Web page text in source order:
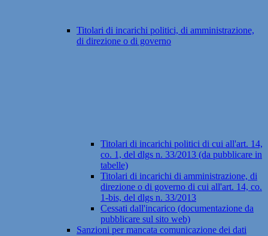
Titolari di incarichi politici, di amministrazione,
di direzione o di governo
Titolari di incarichi politici di cui all'art. 14,
co. 1, del dlgs n. 33/2013 (da pubblicare in
tabelle)
Titolari di incarichi di amministrazione, di
direzione o di governo di cui all'art. 14, co.
1-bis, del dlgs n. 33/2013
Cessati dall'incarico (documentazione da
pubblicare sul sito web)
Sanzioni per mancata comunicazione dei dati